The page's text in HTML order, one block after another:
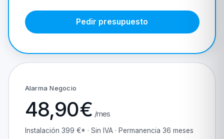
Pedir presupuesto
Alarma Negocio
48,90€ /mes
Instalación 399 €* · Sin IVA · Permanencia 36 meses